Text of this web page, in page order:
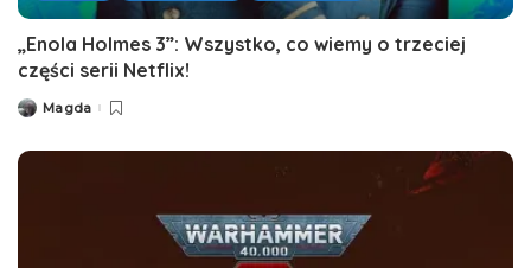
„Enola Holmes 3”: Wszystko, co wiemy o trzeciej
części serii Netflix!
PostedMagda